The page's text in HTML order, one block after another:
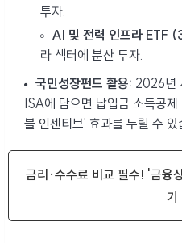
투자.
AI 및 전력 인프라 ETF
라 섹터에 분산 투자.
국민성장펀드 활용: 2026년
ISA에 담으면 납입금 소득공
블 인센티브' 효과를 누릴 수 있
금리·수수료 비교 필수! '금융
기